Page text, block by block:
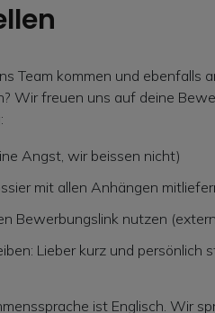
Team kommen und ebenfalls
Wir freuen uns auf deine
Angst, wir beissen nicht)
mit allen Anhängen
Bewerbungslink nutzen
Lieber kurz und persönlich
ist Englisch. Wir